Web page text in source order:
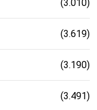
(3.010)
(3.619)
(3.190)
(3.491)